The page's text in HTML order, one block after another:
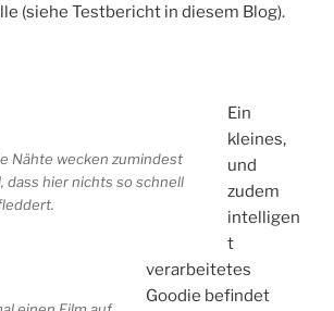
(siehe Testbericht in diesem Blog).
Nähte wecken zumindest
dass hier nichts so schnell
Ein
kleines,
und
zudem
intelligen
t
verarbeitetes
Goodie befindet